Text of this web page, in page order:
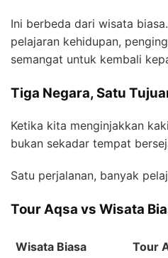
Ini berbeda dari wisata
pelajaran kehidupan,
semangat untuk kembali
Tiga Negara, Satu
Ketika kita menginjakkan
bukan sekadar tempat
Satu perjalanan, banyak
Tour Aqsa vs Wisata
Wisata Biasa
Tour